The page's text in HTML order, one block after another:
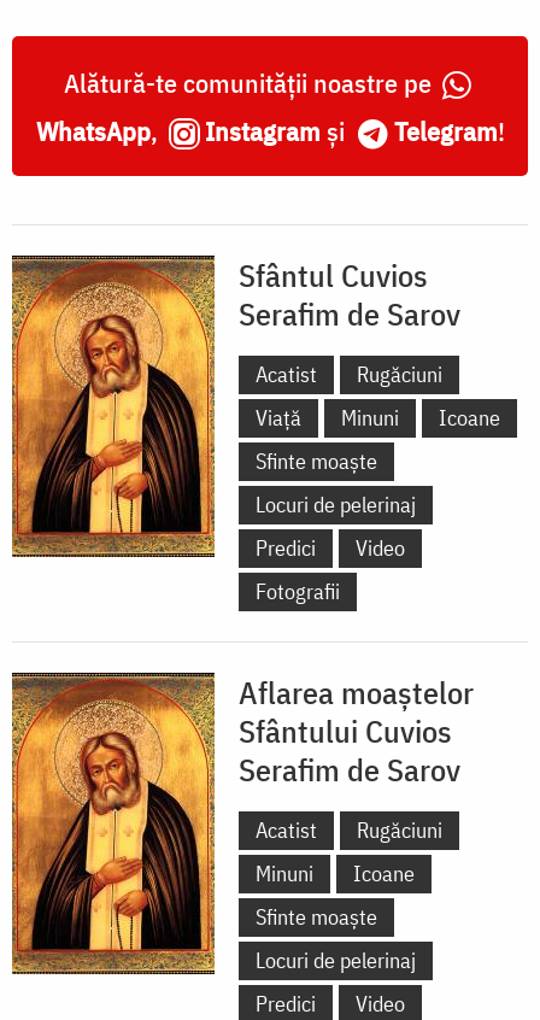
Alătură-te comunității noastre pe
WhatsApp, Instagram și Telegram!
Sfântul Cuvios
Serafim de Sarov
Acatist
Rugăciuni
Viață
Minuni
Icoane
Sfinte moaște
Locuri de pelerinaj
Predici
Video
Fotografii
Aflarea moaștelor
Sfântului Cuvios
Serafim de Sarov
Acatist
Rugăciuni
Minuni
Icoane
Sfinte moaște
Locuri de pelerinaj
Predici
Video